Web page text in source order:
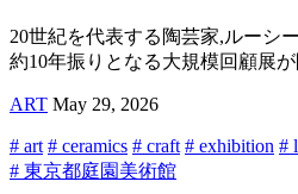
20世紀を代表する陶芸家,ルーシ
約10年振りとなる大規模回顧展が
ART May 29, 2026
# art # ceramics # craft # exhibition #
# 東京都庭園美術館